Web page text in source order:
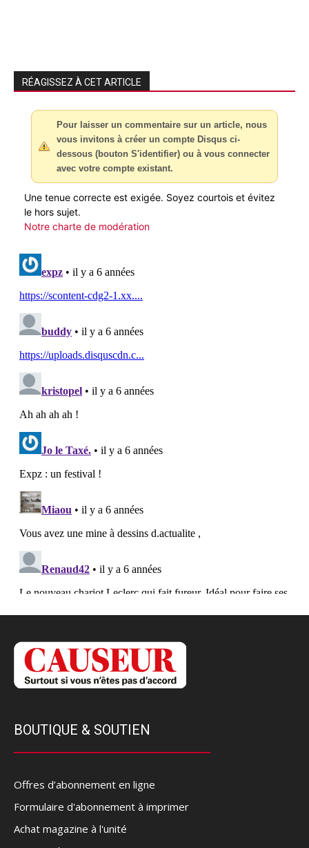
RÉAGISSEZ À CET ARTICLE
Pour laisser un commentaire sur un article, nous
vous invitons à créer un compte Disqus ci-
dessous (bouton S'identifier) ou à vous connecter
avec votre compte existant.
Une tenue correcte est exigée. Soyez courtois et évitez
le hors sujet.
Notre charte de modération
BOUTIQUE & SOUTIEN
Offres d’abonnement en ligne
Formulaire d'abonnement à imprimer
Achat magazine à l'unité